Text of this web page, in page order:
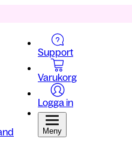
Support
Varukorg
Logga in
Meny